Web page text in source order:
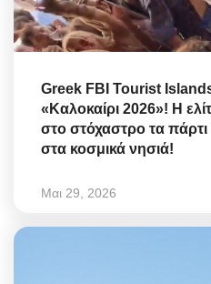
Greek FBI Tourist
«Καλοκαίρι 2026»! Η
στο στόχαστρο τα πάρτι
στα κοσμικά νησιά!
Μαι 29, 2026